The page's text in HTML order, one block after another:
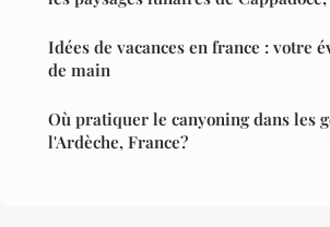
Idées de vacances en france : votre
de main
Où pratiquer le canyoning dans les
l'Ardèche, France?